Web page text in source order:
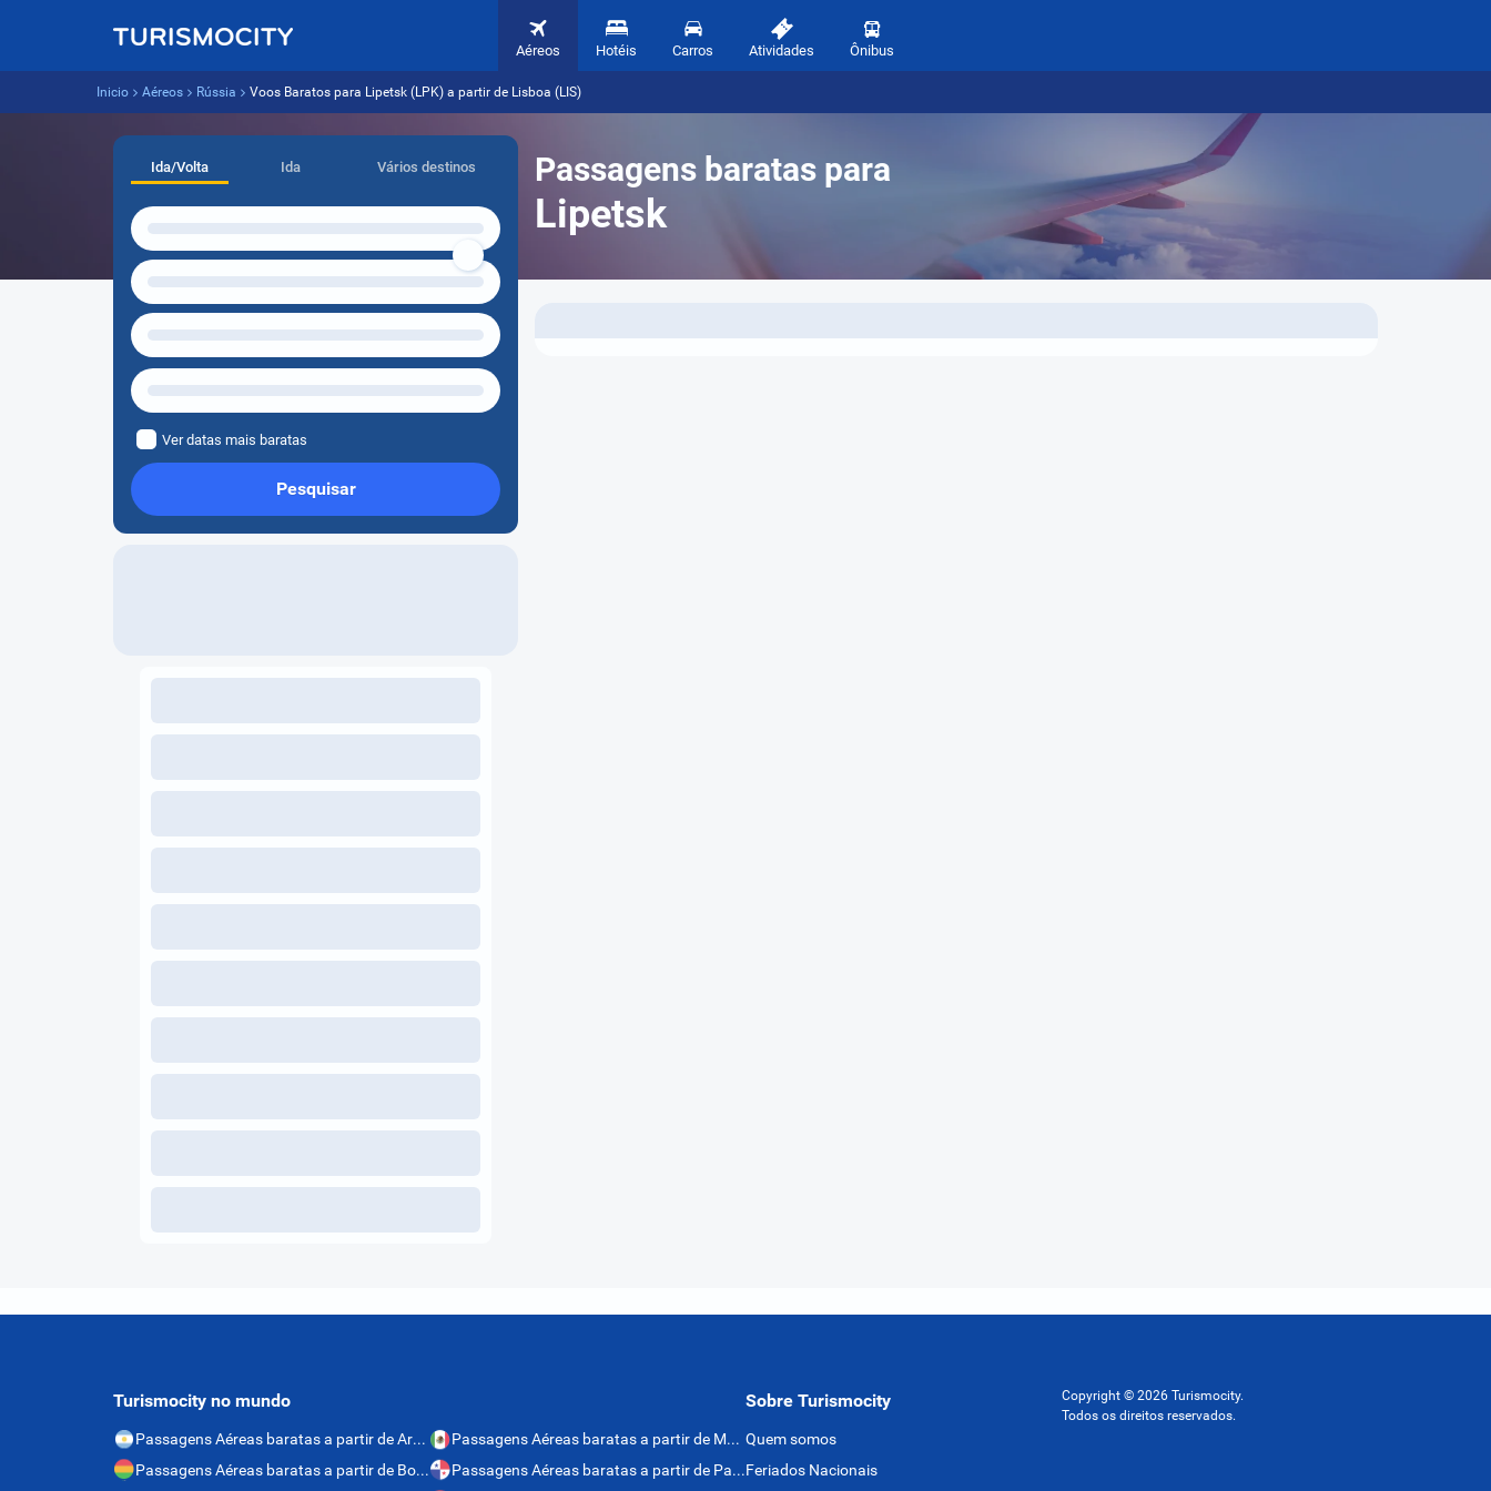
Aéreos Hotéis Carros Atividades Ônibus
Inicio Aéreos Rússia Voos Baratos para Lipetsk (LPK) a partir de Lisboa (LIS)
Passagens baratas para
Lipetsk
Ida/Volta Ida Vários destinos
Ver datas mais baratas
Pesquisar
Turismocity no mundo
Passagens Aéreas baratas a partir de Argentina
Passagens Aéreas baratas a partir de Bolívia
Passagens Aéreas baratas a partir de México
Passagens Aéreas baratas a partir de Panamá
Sobre Turismocity
Quem somos
Feriados Nacionais
Copyright © 2026 Turismocity.
Todos os direitos reservados.